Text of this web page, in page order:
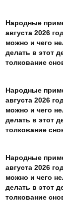
Народные
августа 2026
можно и чего
делать в этот
толкование
Народные
августа 2026
можно и чего
делать в этот
толкование
Народные
августа 2026
можно и чего
делать в этот
толкование